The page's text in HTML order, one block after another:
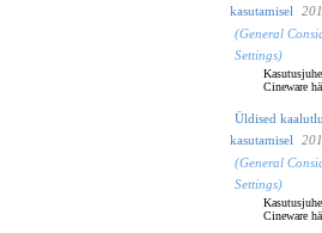
kasutamisel
(General
Settings)
Cineware
Üldised
kasutamisel
(General
Settings)
Cineware